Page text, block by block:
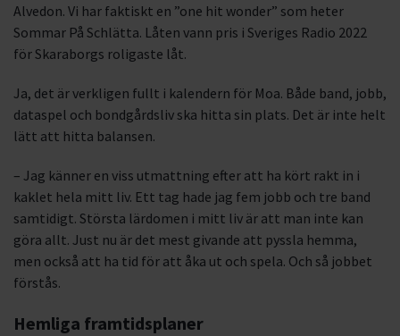
Alvedon. Vi har faktiskt en ”one hit wonder” som heter
Sommar På Schlätta. Låten vann pris i Sveriges Radio 2022
för Skaraborgs roligaste låt.
Ja, det är verkligen fullt i kalendern för Moa. Både band, jobb,
dataspel och bondgårdsliv ska hitta sin plats. Det är inte helt
lätt att hitta balansen.
– Jag känner en viss utmattning efter att ha kört rakt in i
kaklet hela mitt liv. Ett tag hade jag fem jobb och tre band
samtidigt. Största lärdomen i mitt liv är att man inte kan
göra allt. Just nu är det mest givande att pyssla hemma,
men också att ha tid för att åka ut och spela. Och så jobbet
förstås.
Hemliga framtidsplaner